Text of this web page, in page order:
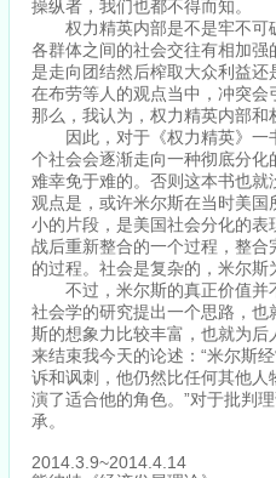
操纵者，我们也都不得而知。
权力精英内部是不是牢不可
各群体之间的社会交往有相加
是走向团结然后榨取大众利益
在布劳等人的观点当中，冲突
那么，我认为，权力精英内部
因此，对于《权力精英》一
个社会会逐渐走向一种彻底分
难幸免于难的。否则这本书也
观点是，或许米尔斯在当时美
小的片段，是美国社会分化的
战后重新整合的一个过程，整
的过程。社会是复杂的，米尔
不过，米尔斯的真正价值并
社会学的研究提出一个思路，
斯的想象力比较丰富，也就为
来结束我今天的论述：“米尔斯
诉和讽刺，他仍然比任何其他
演了适合他的角色。”对于批判
承。
2014.3.9~2014.4.14